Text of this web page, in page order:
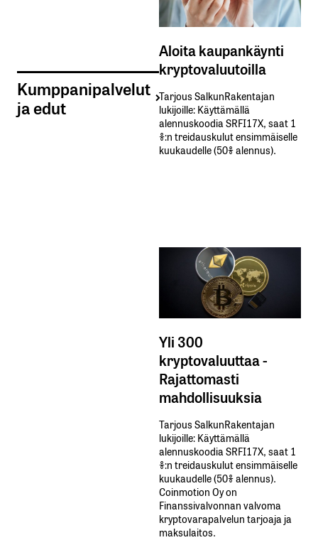
Kumppanipalvelut
ja edut
Aloita kaupankäynti
kryptovaluutoilla
Tarjous SalkunRakentajan
lukijoille: Käyttämällä​ ​
alennuskoodia​ ​SRFI17X,​ ​saat​ ​1
%:n treidauskulut​ ​ensimmäiselle​ ​
kuukaudelle​ ​(50%​ ​alennus).
Yli 300
kryptovaluuttaa -
Rajattomasti
mahdollisuuksia
Tarjous SalkunRakentajan
lukijoille: Käyttämällä​ ​
alennuskoodia​ ​SRFI17X,​ ​saat​ ​1
%:n treidauskulut​ ​ensimmäiselle​ ​
kuukaudelle​ ​(50%​ ​alennus).
Coinmotion Oy on
Finanssivalvonnan valvoma
kryptovarapalvelun tarjoaja ja
maksulaitos.